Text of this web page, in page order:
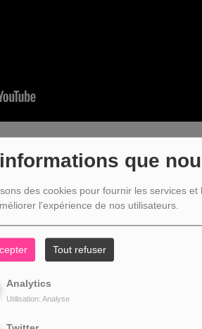
que
des cookies pour fournir les services
l'expérience de nos utilisateurs.
Tout refuser
Analytics
Utilisation: Analyse
Kaleo d'Ovifat , accompagnée de Joëlle et
du week-end zen du 6 au 8 mars au Gîte Kaleo